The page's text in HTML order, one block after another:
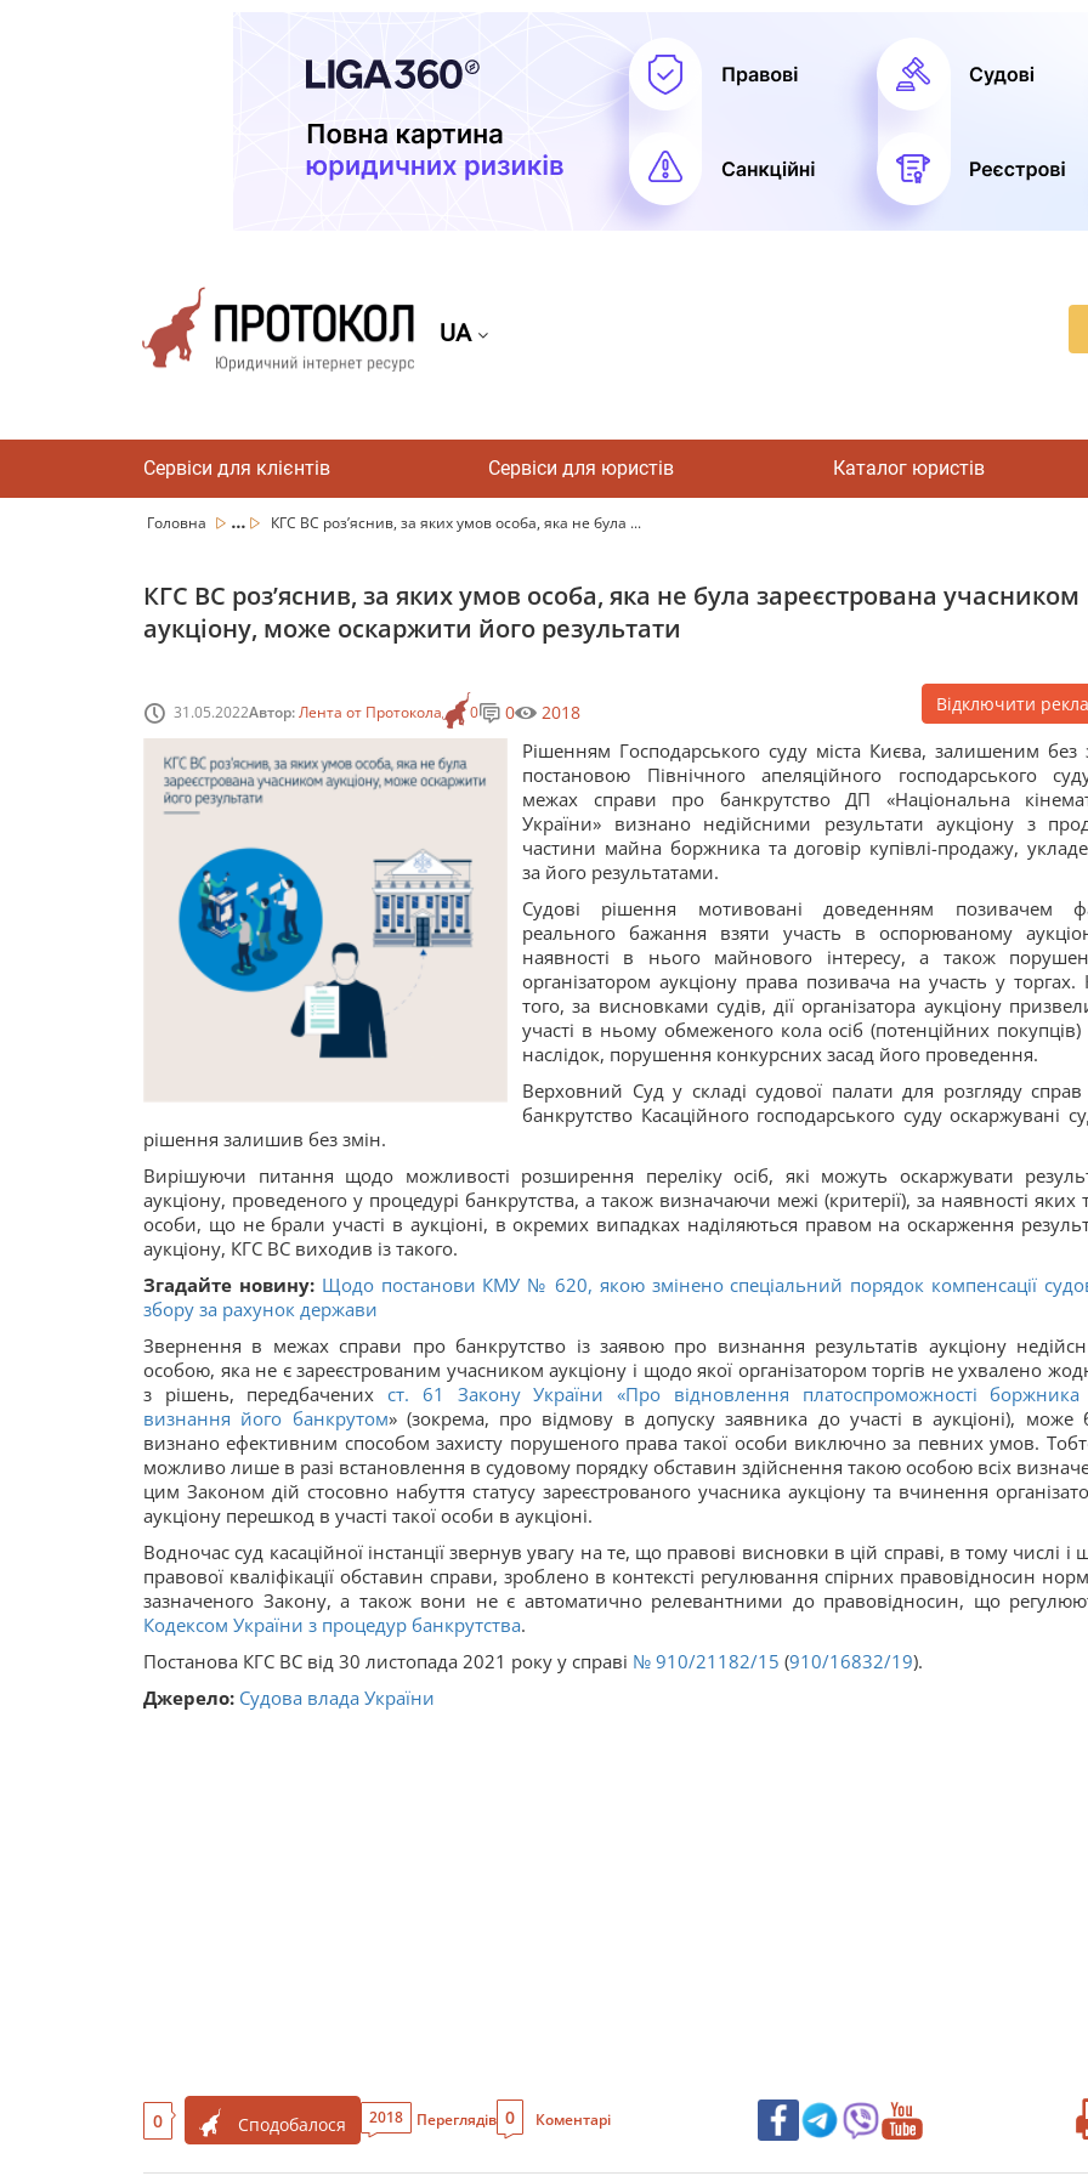
UA
Сервіси для клієнтів Сервіси для юристів Каталог юристів
Головна ... КГС ВС роз’яснив, за яких умов особа, яка не була ...
КГС ВС роз’яснив, за яких умов особа, яка не була зареєстрована учасником
аукціону, може оскаржити його результати
31.05.2022Автор:Лента от Протокола 0 0 2018 Відключити
Рішенням Господарського суду міста Києва, залишеним без
постановою Північного апеляційного господарського
межах справи про банкрутство ДП «Національна
України» визнано недійсними результати аукціону з
частини майна боржника та договір купівлі-продажу,
за його результатами.
Судові рішення мотивовані доведенням позивачем
реального бажання взяти участь в оспорюваному
наявності в нього майнового інтересу, а також
організатором аукціону права позивача на участь у торгах.
того, за висновками судів, дії організатора аукціону
участі в ньому обмеженого кола осіб (потенційних покупців)
наслідок, порушення конкурсних засад його проведення.
Верховний Суд у складі судової палати для розгляду
банкрутство Касаційного господарського суду оскаржувані
рішення залишив без змін.
Вирішуючи питання щодо можливості розширення переліку осіб, які можуть оскаржувати
аукціону, проведеного у процедурі банкрутства, а також визначаючи межі (критерії), за наявності яких
особи, що не брали участі в аукціоні, в окремих випадках наділяються правом на оскарження
аукціону, КГС ВС виходив із такого.
Згадайте новину: Щодо постанови КМУ № 620, якою змінено спеціальний порядок компенсації
збору за рахунок держави
Звернення в межах справи про банкрутство із заявою про визнання результатів аукціону
особою, яка не є зареєстрованим учасником аукціону і щодо якої організатором торгів не ухвалено
з рішень, передбаченихст. 61 Закону України «Про відновлення платоспроможності
визнання його банкрутом» (зокрема, про відмову в допуску заявника до участі в аукціоні), може
визнано ефективним способом захисту порушеного права такої особи виключно за певних умов.
можливо лише в разі встановлення в судовому порядку обставин здійснення такою особою всіх
цим Законом дій стосовно набуття статусу зареєстрованого учасника аукціону та вчинення
аукціону перешкод в участі такої особи в аукціоні.
Водночас суд касаційної інстанції звернув увагу на те, що правові висновки в цій справі, в тому числі і
правової кваліфікації обставин справи, зроблено в контексті регулювання спірних правовідносин
зазначеного Закону, а також вони не є автоматично релевантними до правовідносин, що
Кодексом України з процедур банкрутства.
Постанова КГС ВС від 30 листопада 2021 року у справі № 910/21182/15 (910/16832/19).
Джерело: Судова влада України
0 Сподобалося 2018 Переглядів 0 Коментарі